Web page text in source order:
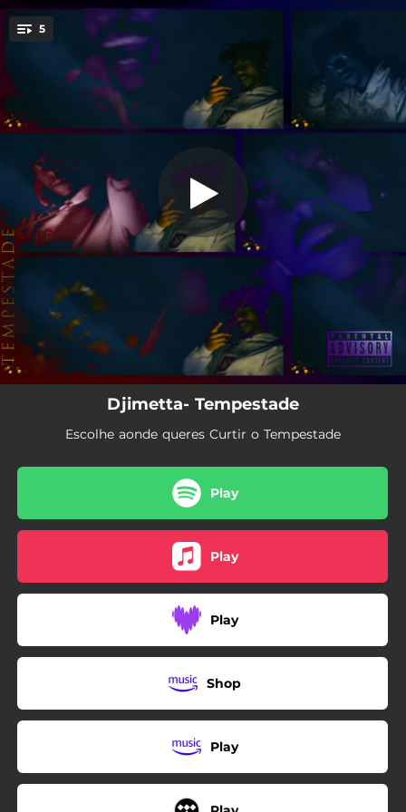
You're all set!
5
Vida Que Quero
03:24
Bag Comigo
02:40
Taco Que Cotas
01:46
Com Deus (Skit)
03:40
Deste Mundo
02:50
Djimetta- Tempestade
Escolhe aonde queres Curtir o Tempestade
Play
Play
Play
Shop
Play
.